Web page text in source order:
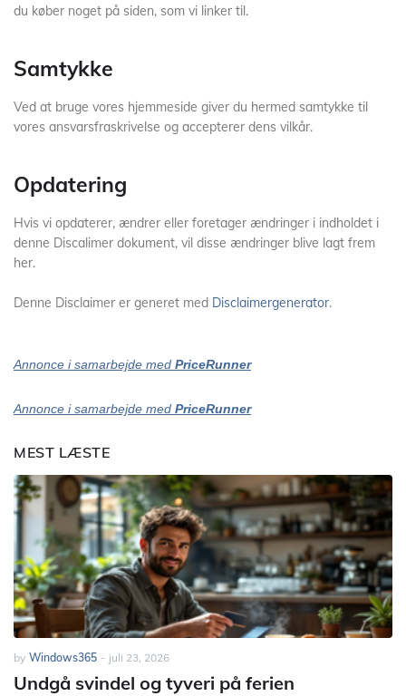
du køber noget på siden, som vi linker til.
Samtykke
Ved at bruge vores hjemmeside giver du hermed samtykke til
vores ansvarsfraskrivelse og accepterer dens vilkår.
Opdatering
Hvis vi opdaterer, ændrer eller foretager ændringer i indholdet i
denne Discalimer dokument, vil disse ændringer blive lagt frem
her.
Denne Disclaimer er generet med Disclaimergenerator.
Annonce i samarbejde med PriceRunner
Annonce i samarbejde med PriceRunner
MEST LÆSTE
by Windows365 - juli 23, 2026
Undgå svindel og tyveri på ferien